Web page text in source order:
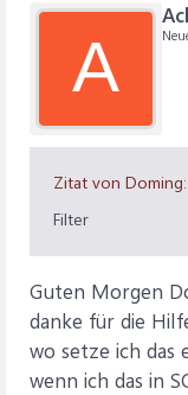
A
Zitat von Doming:
Filter
Guten Morgen
danke für die
wo setze ich das
wenn ich das in